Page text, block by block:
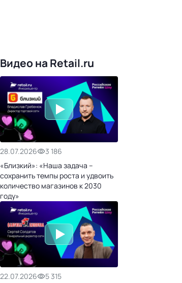
Видео на Retail.ru
28.07.2026
3 186
«Близкий»: «Наша задача –
сохранить темпы роста и удвоить
количество магазинов к 2030
году»
22.07.2026
5 315